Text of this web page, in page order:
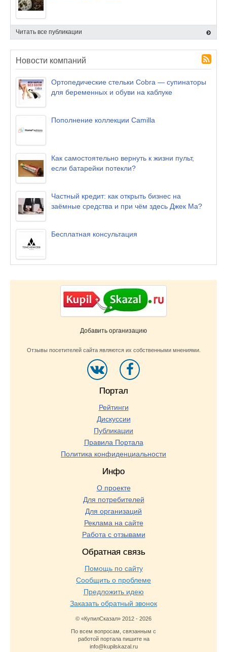
Читать все публикации
Новости компаний
Ортопедические стельки Cobra — супинаторы
для беременных и обуви на каблуке
Пополнение коллекции Camilla
Как самостоятельно вернуть к жизни пульт,
если батарейки потекли?
Частный кредит: как открыть бизнес на
заёмные средства и при чём здесь Джек Ма?
Бесплатная консультация
Добавить организацию
Отзывы посетителей сайта являются их собственными мнениями.
Портал
Рейтинги
Дискуссии
Публикации
Правила Портала
Политика конфиденциальности
Инфо
О проекте
Для потребителей
Для организаций
Реклама на сайте
Работа с отзывами
Обратная связь
Помощь по сайту
Сообщить о проблеме
Предложить идею
Заказать обратный звонок
© «КупилСказал» 2012 - 2026
По всем вопросам, связанным с
работой портала пишите на
info@kupilskazal.ru